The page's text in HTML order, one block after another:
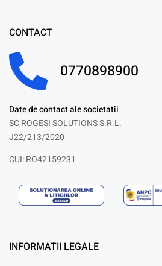
CONTACT
0770898900
Date de contact ale societatii
SC ROGESI SOLUTIONS S.R.L.
J22/213/2020
CUI: RO42159231
INFORMATII LEGALE